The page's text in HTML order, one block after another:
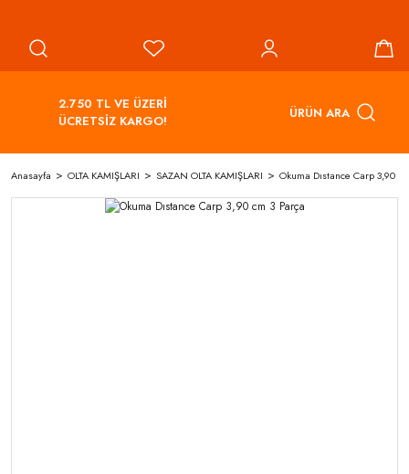
2.750 TL VE ÜZERİ
ÜCRETSİZ KARGO!
ÜRÜN ARA
Anasayfa OLTA KAMIŞLARI SAZAN OLTA KAMIŞLARI Okuma Dıstance Carp 3,90